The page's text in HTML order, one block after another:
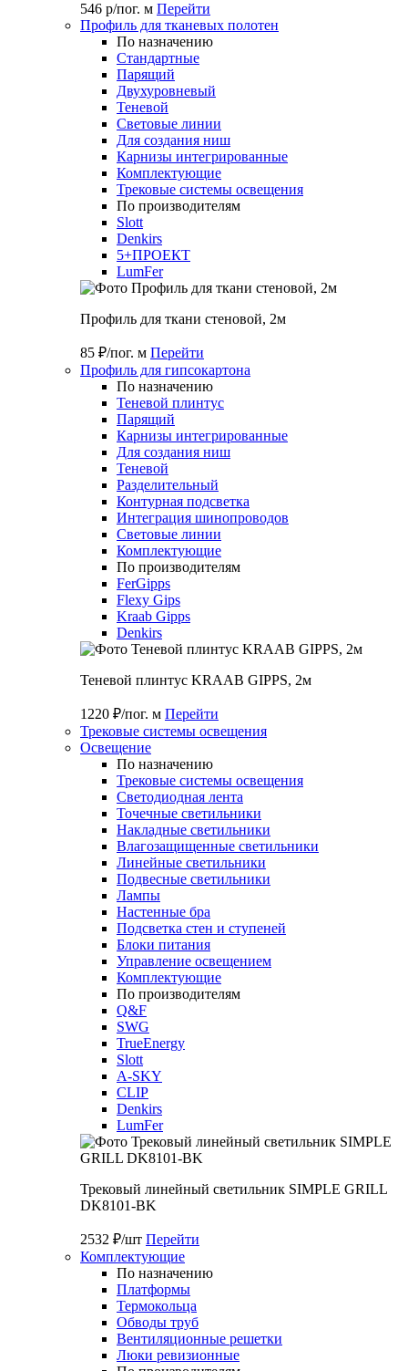
546 р/пог. м Перейти
Профиль для тканевых полотен
По назначению
Стандартные
Парящий
Двухуровневый
Теневой
Световые линии
Для создания ниш
Карнизы интегрированные
Комплектующие
Трековые системы освещения
По производителям
Slott
Denkirs
5+ПРОЕКТ
LumFer
Профиль для ткани стеновой, 2м
85 ₽/пог. м Перейти
Профиль для гипсокартона
По назначению
Теневой плинтус
Парящий
Карнизы интегрированные
Для создания ниш
Теневой
Разделительный
Контурная подсветка
Интеграция шинопроводов
Световые линии
Комплектующие
По производителям
FerGipps
Flexy Gips
Kraab Gipps
Denkirs
Теневой плинтус KRAAB GIPPS, 2м
1220 ₽/пог. м Перейти
Трековые системы освещения
Освещение
По назначению
Трековые системы освещения
Светодиодная лента
Точечные светильники
Накладные светильники
Влагозащищенные светильники
Линейные светильники
Подвесные светильники
Лампы
Настенные бра
Подсветка стен и ступеней
Блоки питания
Управление освещением
Комплектующие
По производителям
Q&F
SWG
TrueEnergy
Slott
A-SKY
CLIP
Denkirs
LumFer
Трековый линейный светильник SIMPLE GRILL
DK8101-BK
2532 ₽/шт Перейти
Комплектующие
По назначению
Платформы
Термокольца
Обводы труб
Вентиляционные решетки
Люки ревизионные